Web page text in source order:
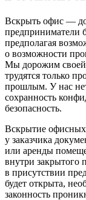
Вскрыть офис —
предприниматели
предполагая
о возможности
Мы дорожим своей
трудятся только
прошлым. У нас
сохранность
безопасность.
Вскрытие офисных
у заказчика
или аренды
внутри закрытого
в присутствии
будет открыта,
законность